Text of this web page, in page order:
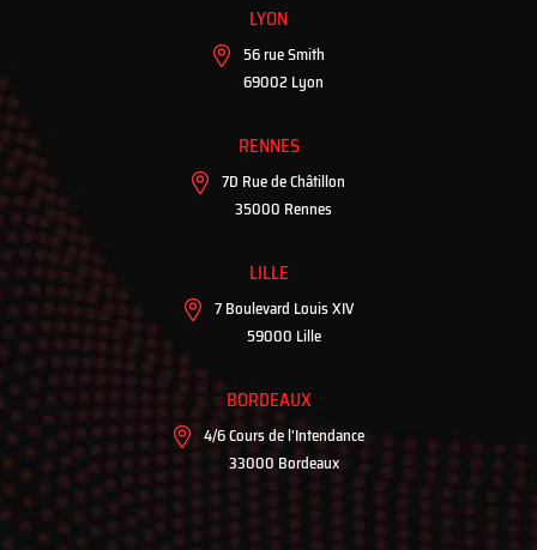
LYON
56 rue Smith
69002 Lyon
RENNES
7D Rue de Châtillon
35000 Rennes
LILLE
7 Boulevard Louis XIV
59000 Lille
BORDEAUX
4/6 Cours de l'Intendance
33000 Bordeaux